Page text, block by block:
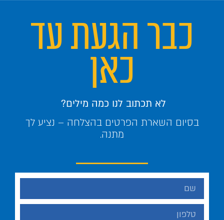
כבר הגעת עד
כאן
לא תכתוב לנו כמה מילים?
בסיום השארת הפרטים בהצלחה – נציע לך
מתנה.